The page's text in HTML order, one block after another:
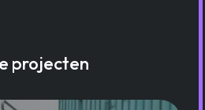
projecten